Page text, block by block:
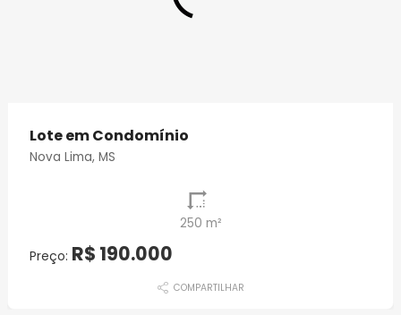
Lote em Condomínio
Nova Lima, MS
250 m²
Preço: R$ 190.000
COMPARTILHAR